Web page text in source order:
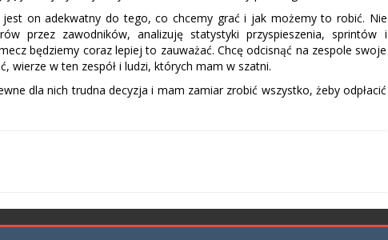
on adekwatny do tego, co chcemy grać i jak możemy to robić. Nie
przez zawodników, analizuję statystyki przyspieszenia, sprintów i
będziemy coraz lepiej to zauważać. Chcę odcisnąć na zespole swoje
wierze w ten zespół i ludzi, których mam w szatni.
dla nich trudna decyzja i mam zamiar zrobić wszystko, żeby odpłacić